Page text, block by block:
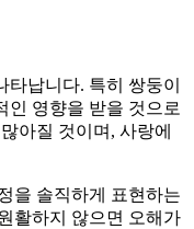
납니다. 특히 쌍둥이
인 영향을 받을 것으로
아질 것이며, 사랑에
을 솔직하게 표현하는
활하지 않으면 오해가